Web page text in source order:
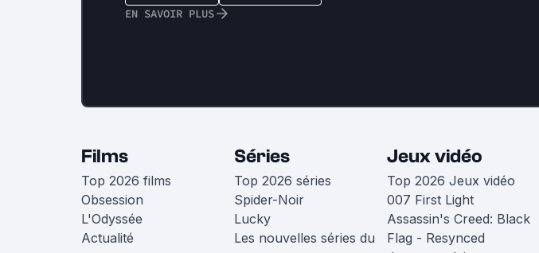
EN SAVOIR PLUS
Films
Top 2026 films
Obsession
L'Odyssée
Actualité
Séries
Top 2026 séries
Spider-Noir
Lucky
Les nouvelles séries du
Jeux vidéo
Top 2026 Jeux vidéo
007 First Light
Assassin's Creed: Black
Flag - Resynced